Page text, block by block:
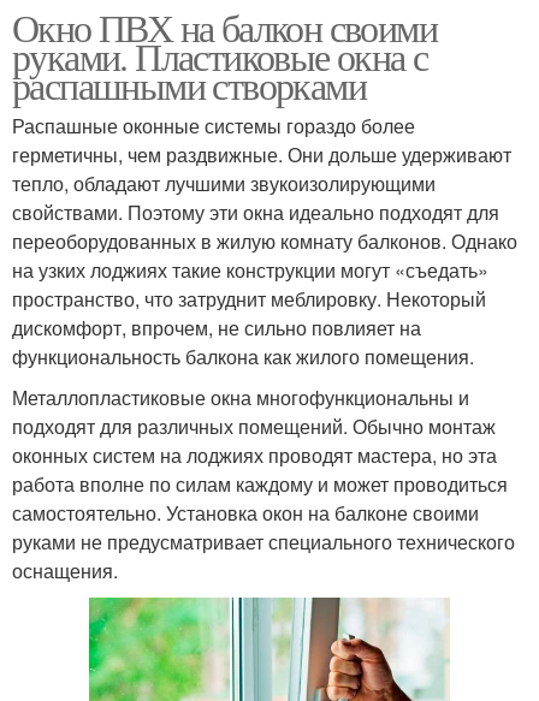
Окно ПВХ на балкон своими
руками. Пластиковые окна с
распашными створками
Распашные оконные системы гораздо более
герметичны, чем раздвижные. Они дольше удерживают
тепло, обладают лучшими звукоизолирующими
свойствами. Поэтому эти окна идеально подходят для
переоборудованных в жилую комнату балконов. Однако
на узких лоджиях такие конструкции могут «съедать»
пространство, что затруднит меблировку. Некоторый
дискомфорт, впрочем, не сильно повлияет на
функциональность балкона как жилого помещения.
Металлопластиковые окна многофункциональны и
подходят для различных помещений. Обычно монтаж
оконных систем на лоджиях проводят мастера, но эта
работа вполне по силам каждому и может проводиться
самостоятельно. Установка окон на балконе своими
руками не предусматривает специального технического
оснащения.